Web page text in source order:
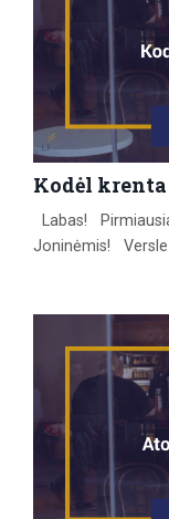
Kodėl
Labas!
Joninėmis!
savaime
toliau. Tačiau
pasikeičia labai